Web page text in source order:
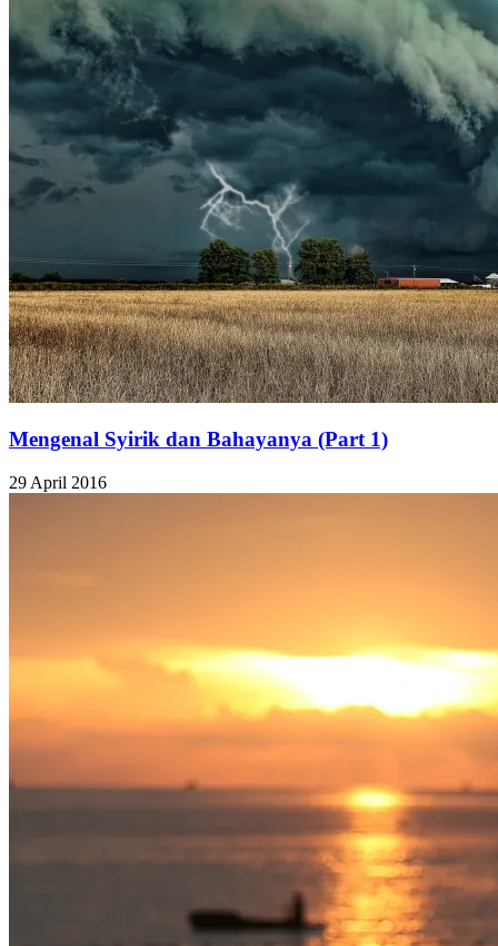
Mengenal Syirik dan Bahayanya (Part 1)
29 April 2016